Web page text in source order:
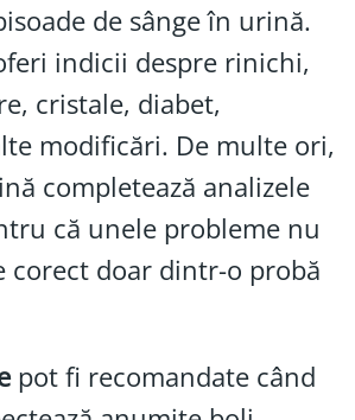
de sânge în urină.
indicii despre rinichi,
cristale, diabet,
modificări. De multe ori,
completează analizele
că unele probleme nu
corect doar dintr-o probă
pot fi recomandate când